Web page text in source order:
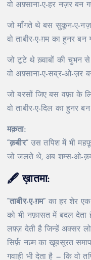
वो अफ़्साना-ए-हर नज़र बन
जो माँगते थे बस सुकून-ए-
वो ताबीर-ए-ग़म का हुनर बन
जो टूटे थे ख़्वाबों की चुभन
वो अफ़्साना-ए-सब्र-ओ-ज़र
जो बरसों जिए बस वफ़ा के
वो ताबीर-ए-दिल का हुनर
मक़ता:
“क़बीर” उस तपिश में भी
जो जलते थे, अब शम्स-ओ-
🖋️ख़ातमा:
“ताबीर-ए-ग़म” का हर शेर एक
को भी नफ़ासत में बदल देता
लफ़्ज़ देती है जिन्हें अक्सर
सिर्फ़ नज़्म का खूबसूरत
गवाही भी देता है — कि वो